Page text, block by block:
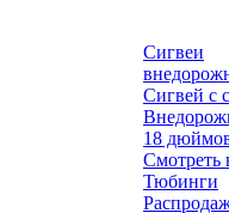
Сигвеи
Сигвей с
18
Смотреть
Тюбинги